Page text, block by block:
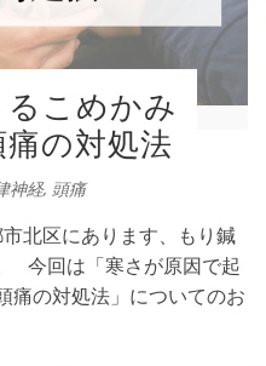
こめかみ
の対処法
神経, 頭痛
区にあります、もり鍼
今回は「寒さが原因で起
痛の対処法」についてのお